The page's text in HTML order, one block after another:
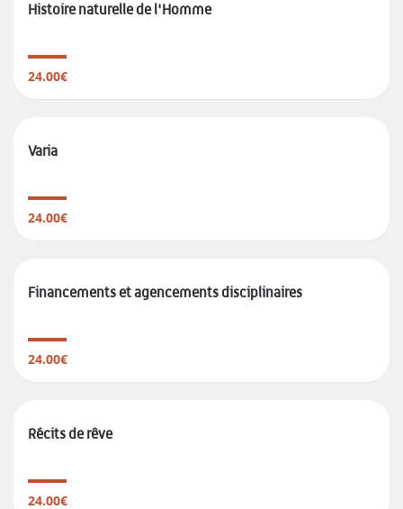
Histoire naturelle de l'Homme
24.00€
Varia
24.00€
Financements et agencements disciplinaires
24.00€
Récits de rêve
24.00€